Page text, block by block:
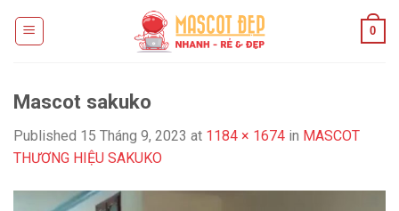
0
Mascot sakuko
Published 15 Tháng 9, 2023 at 1184 × 1674 in MASCOT
THƯƠNG HIỆU SAKUKO